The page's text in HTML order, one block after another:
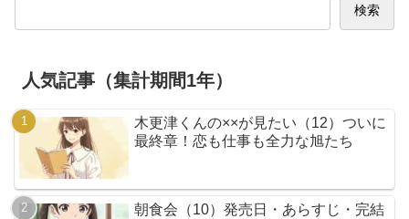
検索
人気記事（集計期間1年）
木更津くんの××が見たい（12）ついに
最終章！恋も仕事も全力な旭たち
朝食会（10）発売日・あらすじ・完結